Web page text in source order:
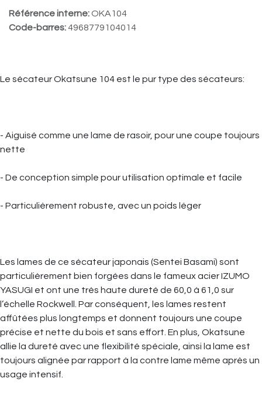
Référence interne:OKA104
Code-barres:4968779104014
Le sécateur Okatsune 104 est le pur type des sécateurs:
- Aiguisé comme une lame de rasoir, pour une coupe toujours
nette
- De conception simple pour utilisation optimale et facile
- Particulièrement robuste, avec un poids léger
Les lames de ce sécateur japonais (Sentei Basami) sont
particulièrement bien forgées dans le fameux acier IZUMO
YASUGI et ont une très haute dureté de 60,0 à 61,0 sur
l’échelle Rockwell. Par conséquent, les lames restent
affûtées plus longtemps et donnent toujours une coupe
précise et nette du bois et sans effort. En plus, Okatsune
allie la dureté avec une flexibilité spéciale, ainsi la lame est
toujours alignée par rapport à la contre lame même après un
usage intensif.